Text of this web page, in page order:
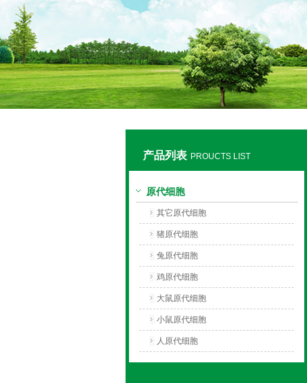
产品列表 PROUCTS LIST
原代细胞
其它原代细胞
猪原代细胞
兔原代细胞
鸡原代细胞
大鼠原代细胞
小鼠原代细胞
人原代细胞